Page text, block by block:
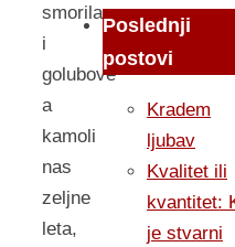
smorila
i
golubove
a
kamoli
nas
zeljne
leta,
Poslednji
postovi
Kradem
ljubav
Kvalitet ili
kvantitet:
je stvarni